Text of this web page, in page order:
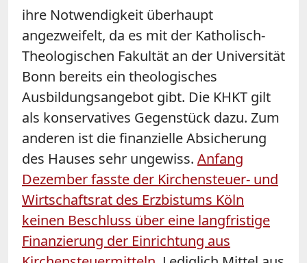
ihre Notwendigkeit überhaupt
angezweifelt, da es mit der Katholisch-
Theologischen Fakultät an der Universität
Bonn bereits ein theologisches
Ausbildungsangebot gibt. Die KHKT gilt
als konservatives Gegenstück dazu. Zum
anderen ist die finanzielle Absicherung
des Hauses sehr ungewiss. Anfang
Dezember fasste der Kirchensteuer- und
Wirtschaftsrat des Erzbistums Köln
keinen Beschluss über eine langfristige
Finanzierung der Einrichtung aus